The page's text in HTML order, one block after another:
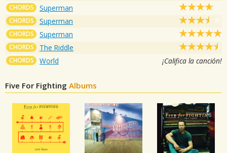
CHORDS Superman
CHORDS Superman
CHORDS Superman
CHORDS The Riddle
CHORDS World ¡Califica la canción!
Five For Fighting Albums